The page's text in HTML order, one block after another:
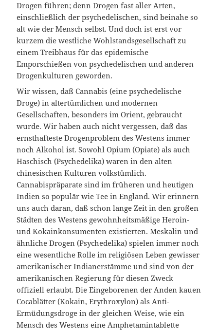
Drogen führen; denn Drogen fast aller Arten,
einschließlich der psychedelischen, sind beinahe so
alt wie der Mensch selbst. Und doch ist erst vor
kurzem die westliche Wohlstandsgesellschaft zu
einem Treibhaus für das epidemische
Emporschießen von psychedelischen und anderen
Drogenkulturen geworden.
Wir wissen, daß Cannabis (eine psychedelische
Droge) in altertümlichen und modernen
Gesellschaften, besonders im Orient, gebraucht
wurde. Wir haben auch nicht vergessen, daß das
ernsthafteste Drogenproblem des Westens immer
noch Alkohol ist. Sowohl Opium (Opiate) als auch
Haschisch (Psychedelika) waren in den alten
chinesischen Kulturen volkstümlich.
Cannabispräparate sind im früheren und heutigen
Indien so populär wie Tee in England. Wir erinnern
uns auch daran, daß schon lange Zeit in den großen
Städten des Westens gewohnheitsmäßige Heroin-
und Kokainkonsumenten existierten. Meskalin und
ähnliche Drogen (Psychedelika) spielen immer noch
eine wesentliche Rolle im religiösen Leben gewisser
amerikanischer Indianerstämme und sind von der
amerikanischen Regierung für diesen Zweck
offiziell erlaubt. Die Eingeborenen der Anden kauen
Cocablätter (Kokain, Erythroxylon) als Anti-
Ermüdungsdroge in der gleichen Weise, wie ein
Mensch des Westens eine Amphetamintablette